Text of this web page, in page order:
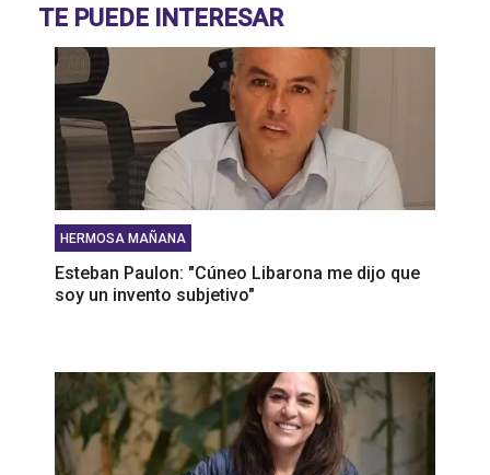
Martín Giannini: "La gente elige su comida por el
bolsillo"
TE PUEDE INTERESAR
HERMOSA MAÑANA
Esteban Paulon: "Cúneo Libarona me dijo que
soy un invento subjetivo"